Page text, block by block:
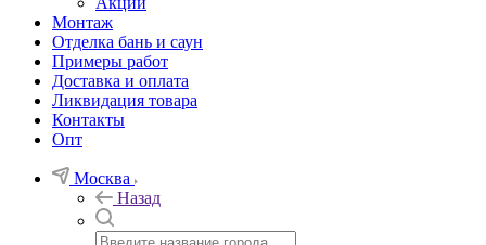
Монтаж
Отделка бань и саун
Примеры работ
Доставка и оплата
Ликвидация товара
Контакты
Опт
Москва
Назад